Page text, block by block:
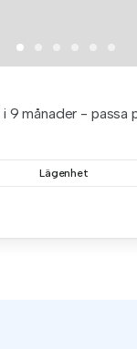
i 9 månader - passa
Lägenhet